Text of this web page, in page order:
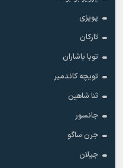
پویزی
تارکان
توبا باشاران
تویچه کاندمیر
ثنا شاهین
جانسور
جرن ساگو
جیلان